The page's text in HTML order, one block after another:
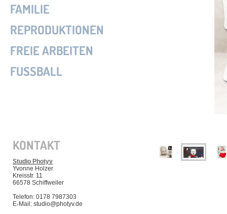
FAMILIE
REPRODUKTIONEN
FREIE ARBEITEN
FUSSBALL
KONTAKT
Studio Photyv
Yvonne Holzer
Kreisstr. 11
66578 Schiffweiler
Telefon: 0178 7987303
E-Mail: studio@photyv.de